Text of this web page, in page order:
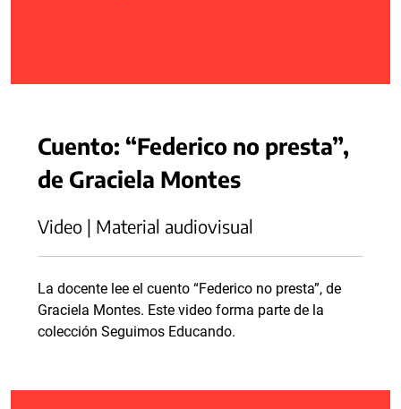
Cuento: “Federico no presta”,
de Graciela Montes
Video | Material audiovisual
La docente lee el cuento “Federico no presta”, de
Graciela Montes. Este video forma parte de la
colección Seguimos Educando.